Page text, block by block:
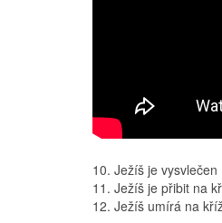
10. Ježíš je
11. Ježíš je přibit na
12. Ježíš umírá na